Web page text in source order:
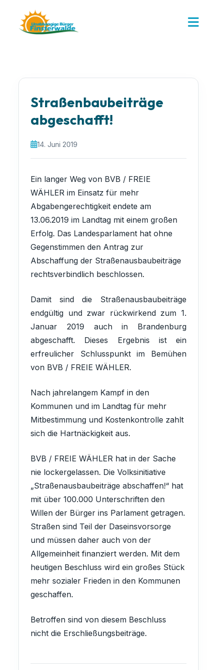
Straßenbaubeiträge
abgeschafft!
14. Juni 2019
Ein langer Weg von BVB / FREIE
WÄHLER im Einsatz für mehr
Abgabengerechtigkeit endete am
13.06.2019 im Landtag mit einem großen
Erfolg. Das Landesparlament hat ohne
Gegenstimmen den Antrag zur
Abschaffung der Straßenausbaubeiträge
rechtsverbindlich beschlossen.
Damit sind die Straßenausbaubeiträge
endgültig und zwar rückwirkend zum 1.
Januar 2019 auch in Brandenburg
abgeschafft. Dieses Ergebnis ist ein
erfreulicher Schlusspunkt im Bemühen
von BVB / FREIE WÄHLER.
Nach jahrelangem Kampf in den
Kommunen und im Landtag für mehr
Mitbestimmung und Kostenkontrolle zahlt
sich die Hartnäckigkeit aus.
BVB / FREIE WÄHLER hat in der Sache
nie lockergelassen. Die Volksinitiative
„Straßenausbaubeiträge abschaffen!“ hat
mit über 100.000 Unterschriften den
Willen der Bürger ins Parlament getragen.
Straßen sind Teil der Daseinsvorsorge
und müssen daher auch von der
Allgemeinheit finanziert werden. Mit dem
heutigen Beschluss wird ein großes Stück
mehr sozialer Frieden in den Kommunen
geschaffen.
Betroffen sind von diesem Beschluss
nicht die Erschließungsbeiträge.